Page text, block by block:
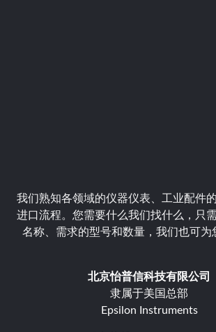
我们熟知各领域的仪器仪表、工业配件
进口流程。您需要什么我们找什么，只
名称、需求的型号和数量，我们也可为
北京怡普信科技有限公司
隶属于美国总部
Epsilon Instruments